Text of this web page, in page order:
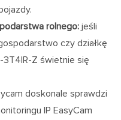
rolnego:jeśli
czy działkę
3T4IR-Z świetnie się
doskonale sprawdzi
IP EasyCam